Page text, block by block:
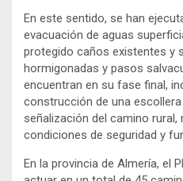
En este sentido, se han
evacuación de aguas
protegido caños existentes y
hormigonadas y pasos
encuentran en su fase final,
construcción de una
señalización del camino rural,
condiciones de seguridad y
En la provincia de Almería, el